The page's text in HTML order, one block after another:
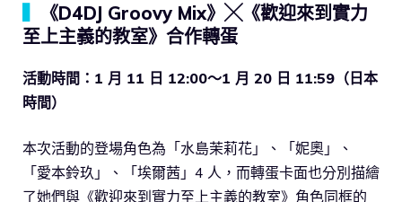
《D4DJ Groovy Mix》╳《歡迎來到實力
至上主義的教室》合作轉蛋
活動時間：1 月 11 日 12:00～1 月 20 日 11:59（日本
時間）
本次活動的登場角色為「水島茉莉花」、「妮奧」、
「愛本鈴玖」、「埃爾茜」4 人，而轉蛋卡面也分別描繪
了她們與《歡迎來到實力至上主義的教室》角色同框的